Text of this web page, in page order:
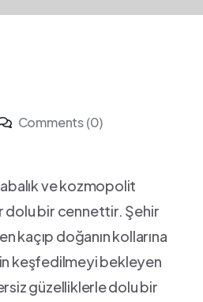
Comments (0)
ve ​kozmopolit⁤
dolu bir cennettir. Şehir
kaçıp doğanın kollarına
keşfedilmeyi bekleyen​
güzelliklerle⁢ dolu‌ bir